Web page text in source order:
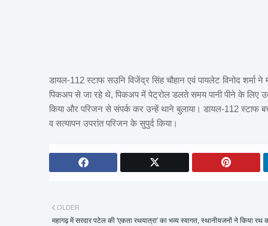
डायल-112 स्टाफ सउनि विजेंद्र सिंह चौहान एवं पायलेट विनोद शर्मा
पिकअप से जा रहे थे, पिकअप में पेट्रोल डलते समय पानी पीने के लिए
किया और परिजन से संपर्क कर उन्हें थाने बुलाया। डायल-112 स्टाफ
व सत्यापन उपरांत परिजन के सुपुर्द किया।
OLDER
महागढ़ में सरदार पटेल की 'एकता रथयात्रा' का भव्य स्वागत, स्थानीयजनों ने किया रथ